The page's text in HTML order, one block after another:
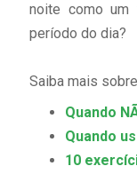
noite como um
período do dia?
Saiba mais
Quando
Quando
10